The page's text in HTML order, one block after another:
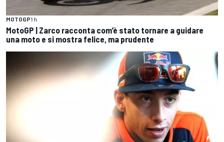
MOTOGP1 h
MotoGP | Zarco racconta com’è stato tornare a guidare
una moto e si mostra felice, ma prudente